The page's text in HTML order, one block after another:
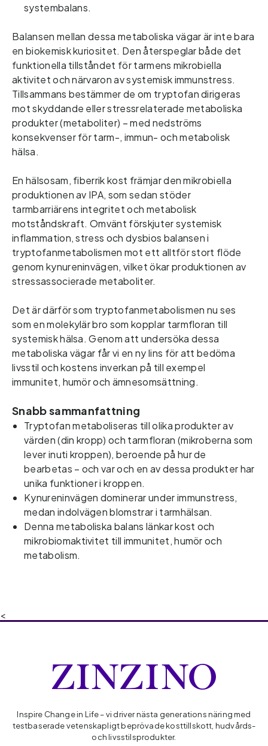
systembalans.
Balansen mellan dessa metaboliska vägar är inte bara
en biokemisk kuriositet. Den återspeglar både det
funktionella tillståndet för tarmens mikrobiella
aktivitet och närvaron av systemisk immunstress.
Tillsammans bestämmer de om tryptofan dirigeras
mot skyddande eller stressrelaterade metaboliska
produkter (metaboliter) – med nedströms
konsekvenser för tarm-, immun- och metabolisk
hälsa.
En hälsosam, fiberrik kost främjar den mikrobiella
produktionen av IPA, som sedan stöder
tarmbarriärens integritet och metabolisk
motståndskraft. Omvänt förskjuter systemisk
inflammation, stress och dysbios balansen i
tryptofanmetabolismen mot ett alltför stort flöde
genom kynureninvägen, vilket ökar produktionen av
stressassocierade metaboliter.
Det är därför som tryptofanmetabolismen nu ses
som en molekylär bro som kopplar tarmfloran till
systemisk hälsa. Genom att undersöka dessa
metaboliska vägar får vi en ny lins för att bedöma
livsstil och kostens inverkan på till exempel
immunitet, humör och ämnesomsättning.
Snabb sammanfattning
Tryptofan metaboliseras till olika produkter av
värden (din kropp) och tarmfloran (mikroberna som
lever inuti kroppen), beroende på hur de
bearbetas – och var och en av dessa produkter har
unika funktioner i kroppen.
Kynureninvägen dominerar under immunstress,
medan indolvägen blomstrar i tarmhälsan.
Denna metaboliska balans länkar kost och
mikrobiomaktivitet till immunitet, humör och
metabolism.
<
Inspire Change in Life – vi driver nästa generations näring med
testbaserade vetenskapligt beprövade kosttillskott, hudvårds-
och livsstilsprodukter.